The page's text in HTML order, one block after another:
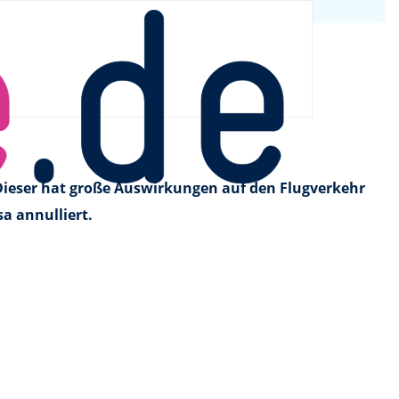
gestrichen
hat große Auswirkungen auf den Flugverkehr
annulliert.